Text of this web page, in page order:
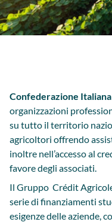
Confederazione
organizzazioni
su tutto il territorio
agricoltori offrendo
inoltre nell’accesso al
favore degli associati.
Il Gruppo Crédit
serie di finanziamenti
esigenze delle aziende,